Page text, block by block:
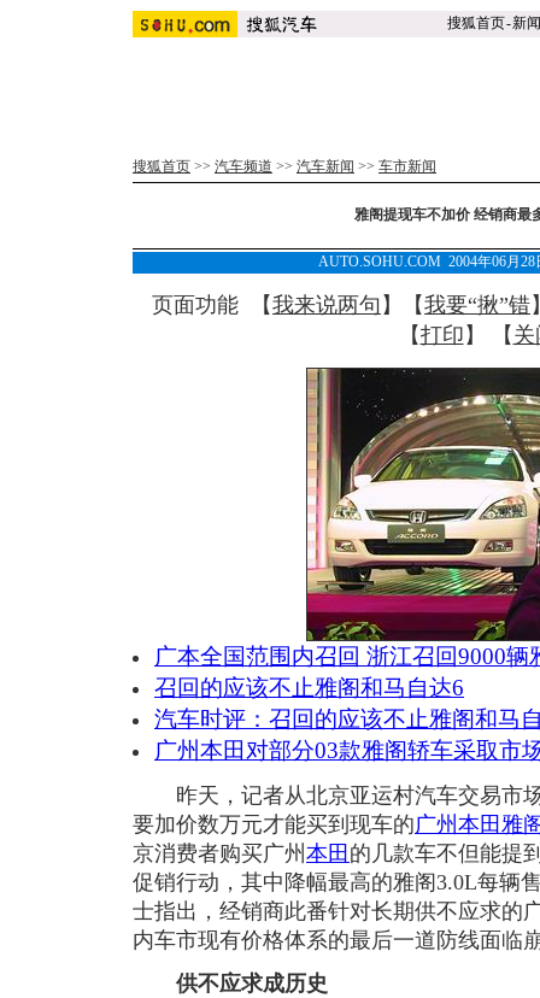
搜狐首页-新闻
搜狐首页 >> 汽车频道 >> 汽车新闻 >> 车市新闻
雅阁提现车不加价 经销商最
AUTO.SOHU.COM 2004年06月
页面功能 【我来说两句 】【我要“揪”错
【打印 】 【 关
广本全国范围内召回 浙江召回9000辆
召回的应该不止雅阁和马自达6
汽车时评：召回的应该不止雅阁和马
广州本田对部分03款雅阁轿车采取市
昨天，记者从北京亚运村汽车交易市
要加价数万元才能买到现车的广州本田 雅
京消费者购买广州 本田 的几款车不但能提
促销行动，其中降幅最高的雅阁3.0L每辆
士指出，经销商此番针对长期供不应求的
内车市现有价格体系的最后一道防线面临
供不应求成历史